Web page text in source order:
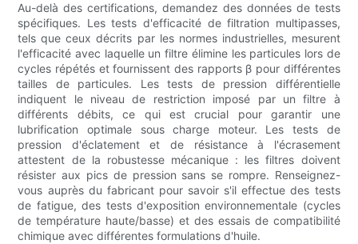
Au-delà des certifications, demandez des données de tests
spécifiques. Les tests d'efficacité de filtration multipasses,
tels que ceux décrits par les normes industrielles, mesurent
l'efficacité avec laquelle un filtre élimine les particules lors de
cycles répétés et fournissent des rapports β pour différentes
tailles de particules. Les tests de pression différentielle
indiquent le niveau de restriction imposé par un filtre à
différents débits, ce qui est crucial pour garantir une
lubrification optimale sous charge moteur. Les tests de
pression d'éclatement et de résistance à l'écrasement
attestent de la robustesse mécanique : les filtres doivent
résister aux pics de pression sans se rompre. Renseignez-
vous auprès du fabricant pour savoir s'il effectue des tests
de fatigue, des tests d'exposition environnementale (cycles
de température haute/basse) et des essais de compatibilité
chimique avec différentes formulations d'huile.